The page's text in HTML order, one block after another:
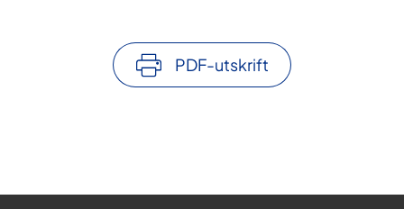
PDF-utskrift